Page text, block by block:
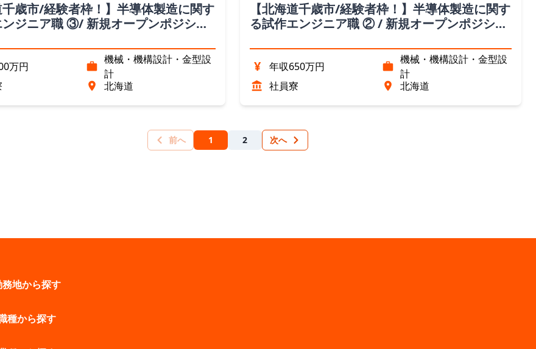
千歳市/経験者枠！】半導体製造に関す
ンジニア職 ③/ 新規オープンポジショ
万円
機械・機構設計・金型設
計
北海道
【北海道千歳市/経験者枠！】半導体製造に関す
る試作エンジニア職 ② / 新規オープンポジショ
¥
年収650万円
機械・機構設計・金型設
計
社員寮
北海道
前へ 1 2 次へ
務地から探す
種から探す